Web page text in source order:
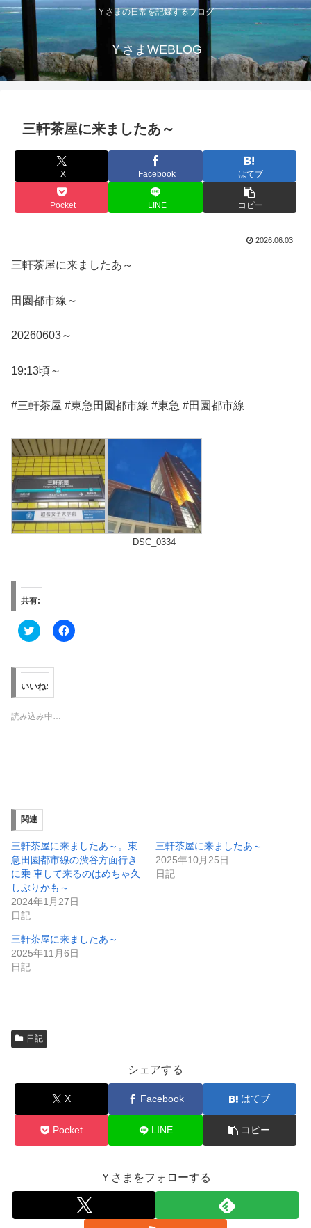
Ｙさまの日常を記録するブログ
ＹさまWEBLOG
三軒茶屋に来ましたあ～
X Facebook はてブ
Pocket LINE コピー
2026.06.03
三軒茶屋に来ましたあ～
田園都市線～
20260603～
19:13頃～
#三軒茶屋 #東急田園都市線 #東急 #田園都市線
DSC_0334
共有:
ク
リ
し
て
T
w
i
t
ウ
ィ
ン
ウ
で
開
き
ま
す
)
F
a
い
(
新
し
い
ィ
ン
で
開
き
いいね:
読み込み中…
関連
三軒茶屋に来ましたあ～。東
急田園都市線の渋谷方面行き
に乗 車して来るのはめちゃ久
しぶりかも～
2024年1月27日
日記
三軒茶屋に来ましたあ～
2025年10月25日
日記
三軒茶屋に来ましたあ～
2025年11月6日
日記
日記
シェアする
X Facebook はてブ
Pocket LINE コピー
Ｙさまをフォローする